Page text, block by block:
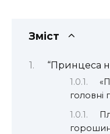
Зміст
“Принцеса
головні